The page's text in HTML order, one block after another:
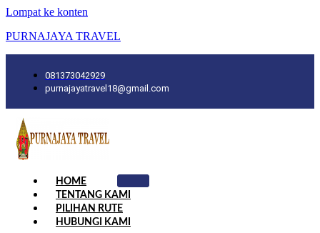
Lompat ke konten
PURNAJAYA TRAVEL
081373042929
purnajayatravel18@gmail.com
HOME
TENTANG KAMI
PILIHAN RUTE
HUBUNGI KAMI